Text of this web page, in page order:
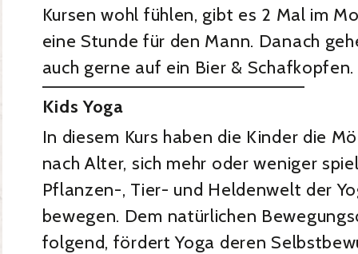
Kursen wohl fühlen, gibt es 2 Mal im
eine Stunde für den Mann. Danach
auch gerne auf ein Bier &
Kids Yoga
In diesem Kurs haben die Kinder die
nach Alter, sich mehr oder weniger
Pflanzen-, Tier- und Heldenwelt der
bewegen. Dem natürlichen
folgend, fördert Yoga deren